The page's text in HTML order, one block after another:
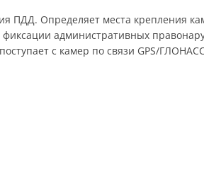
ПДД. Определяет места крепления
фиксации административных
с камер по связи GPS/